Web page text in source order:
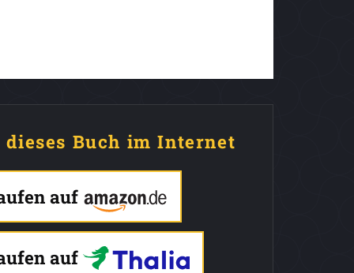
dieses Buch im Internet
auf
auf